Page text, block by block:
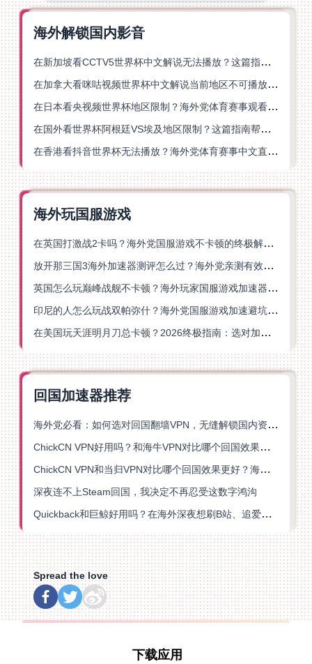
海外解锁国内影音
在新加坡看CCTV5世界杯中文解说无法播放？这篇指南帮你解锁海外体育直播自由
在加拿大看咪咕视频世界杯中文解说当前地区不可播放？这篇指南帮你一键解决
在日本看央视频世界杯地区限制？海外党体育赛事观看终极指南
在国外看世界杯阿根廷VS埃及地区限制？这篇指南帮你搞定中文直播+解说
在香港看抖音世界杯无法播放？海外党体育赛事中文直播终极指南
海外玩国服游戏
在英国打激战2卡吗？海外党国服游戏不卡顿的终极解决方案
放开那三国3海外加速器测评怎么过？海外党亲测有效的国服游戏加速指南
英国怎么玩巅峰战舰不卡顿？海外玩家国服游戏加速器终极指南
印尼的人怎么玩战双帕弥什？海外党国服游戏加速避坑指南
在美国玩天涯明月刀总卡顿？2026终极指南：选对加速器让你丝滑连招
回国加速器推荐
海外党必看：如何选对回国翻墙VPN，无缝解锁国内资源？
ChickCN VPN好用吗？和海牛VPN对比哪个回国效果更好？
ChickCN VPN和当归VPN对比哪个回国效果更好？海外党亲测后选了它
深夜连不上Steam回国，我决定不再忍受这数字鸿沟
Quickback和巨鲸好用吗？在海外深夜想刷B站、追爱奇艺的你，或许正需要这份答案
Spread the love
下载应用